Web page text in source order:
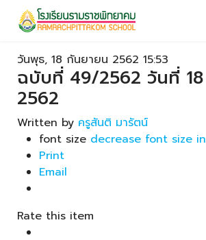
วันพุธ, 18 กันยายน 2562 15:53
ฉบับที่ 49/2562 วันที่
2562
Written by ครูสันติ มารัตน์
font size decrease font size
Print
Email
Rate this item